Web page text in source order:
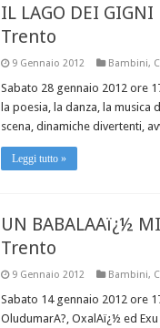
IL LAGO DEI GIGNI
Trento
9 Gennaio 2012 Bambini,
Sabato 28 gennaio 2012 ore
la poesia, la danza, la musica
scena, dinamiche divertenti,
Leggi tutto »
UN BABALAAï¿½
Trento
9 Gennaio 2012 Bambini,
Sabato 14 gennaio 2012 ore
OludumarA?, OxalAï¿½ ed